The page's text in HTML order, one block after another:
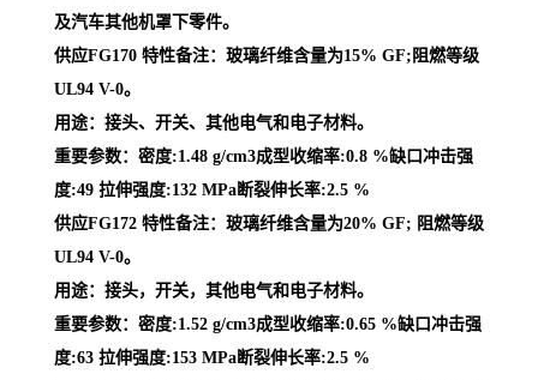
及汽车其他机罩下零件。
供应FG170 特性备注：玻璃纤维含量为15% GF;阻燃等级
UL94 V-0。
用途：接头、开关、其他电气和电子材料。
重要参数：密度:1.48 g/cm3成型收缩率:0.8 %缺口冲击强
度:49 拉伸强度:132 MPa断裂伸长率:2.5 %
供应FG172 特性备注：玻璃纤维含量为20% GF; 阻燃等级
UL94 V-0。
用途：接头，开关，其他电气和电子材料。
重要参数：密度:1.52 g/cm3成型收缩率:0.65 %缺口冲击强
度:63 拉伸强度:153 MPa断裂伸长率:2.5 %